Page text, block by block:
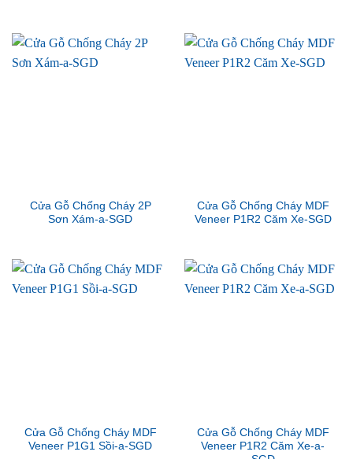
Cửa Gỗ Chống Cháy 2P
Sơn Xám-a-SGD
Cửa Gỗ Chống Cháy MDF
Veneer P1R2 Căm Xe-SGD
Cửa Gỗ Chống Cháy MDF
Veneer P1G1 Sồi-a-SGD
Cửa Gỗ Chống Cháy MDF
Veneer P1R2 Căm Xe-a-